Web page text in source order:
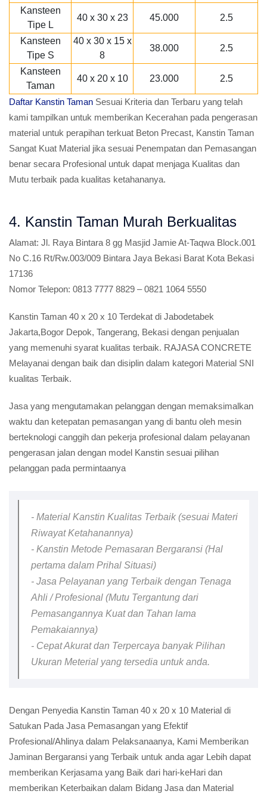
Kansteen
Tipe L
40 x 30 x 23 45.000 2.5
Kansteen
Tipe S
40 x 30 x 15 x
8
38.000 2.5
Kansteen
Taman
40 x 20 x 10 23.000 2.5
Daftar Kanstin Taman Sesuai Kriteria dan Terbaru yang telah
kami tampilkan untuk memberikan Kecerahan pada pengerasan
material untuk perapihan terkuat Beton Precast, Kanstin Taman
Sangat Kuat Material jika sesuai Penempatan dan Pemasangan
benar secara Profesional untuk dapat menjaga Kualitas dan
Mutu terbaik pada kualitas ketahananya.
4. Kanstin Taman Murah Berkualitas
Alamat: Jl. Raya Bintara 8 gg Masjid Jamie At-Taqwa Block.001
No C.16 Rt/Rw.003/009 Bintara Jaya Bekasi Barat Kota Bekasi
17136
Nomor Telepon: 0813 7777 8829 – 0821 1064 5550
Kanstin Taman 40 x 20 x 10 Terdekat di Jabodetabek
Jakarta,Bogor Depok, Tangerang, Bekasi dengan penjualan
yang memenuhi syarat kualitas terbaik. RAJASA CONCRETE
Melayanai dengan baik dan disiplin dalam kategori Material SNI
kualitas Terbaik.
Jasa yang mengutamakan pelanggan dengan memaksimalkan
waktu dan ketepatan pemasangan yang di bantu oleh mesin
berteknologi canggih dan pekerja profesional dalam pelayanan
pengerasan jalan dengan model Kanstin sesuai pilihan
pelanggan pada permintaanya
- Material Kanstin Kualitas Terbaik (sesuai Materi
Riwayat Ketahanannya)
- Kanstin Metode Pemasaran Bergaransi (Hal
pertama dalam Prihal Situasi)
- Jasa Pelayanan yang Terbaik dengan Tenaga
Ahli / Profesional (Mutu Tergantung dari
Pemasangannya Kuat dan Tahan lama
Pemakaiannya)
- Cepat Akurat dan Terpercaya banyak Pilihan
Ukuran Meterial yang tersedia untuk anda.
Dengan Penyedia Kanstin Taman 40 x 20 x 10 Material di
Satukan Pada Jasa Pemasangan yang Efektif
Profesional/Ahlinya dalam Pelaksanaanya, Kami Memberikan
Jaminan Bergaransi yang Terbaik untuk anda agar Lebih dapat
memberikan Kerjasama yang Baik dari hari-keHari dan
memberikan Keterbaikan dalam Bidang Jasa dan Material